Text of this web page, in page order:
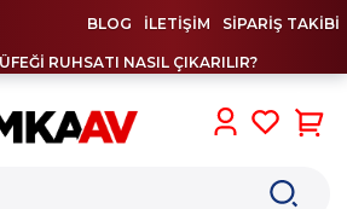
BLOG İLETİŞİM SİPARİŞ TAKİBİ
RUHSATI NASIL ÇIKARILIR?